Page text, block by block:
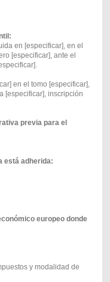
en [especificar], en el
[especificar], ante el
en el tomo [especificar],
[especificar], inscripción
previa para el
está adherida:
europeo donde
y modalidad de